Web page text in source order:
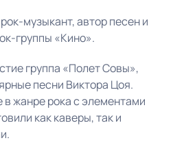
музыкант, автор песен и
группы «Кино».
группа «Полет Совы»,
песни Виктора Цоя.
жанре рока с элементами
как каверы, так и